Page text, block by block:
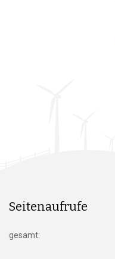
Seitenaufrufe
gesamt: